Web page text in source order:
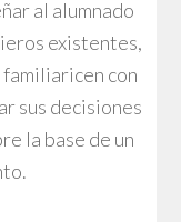
al alumnado
existentes,
con
sus decisiones
la base de un